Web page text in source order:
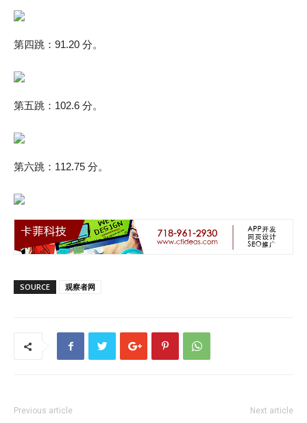
第四跳：91.20 分。
第五跳：102.6 分。
第六跳：112.75 分。
SOURCE 观察者网
Previous article Next article